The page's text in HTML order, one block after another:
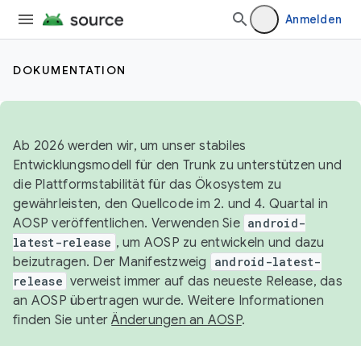
Anmelden
DOKUMENTATION
Ab 2026 werden wir, um unser stabiles
Entwicklungsmodell für den Trunk zu unterstützen und
die Plattformstabilität für das Ökosystem zu
gewährleisten, den Quellcode im 2. und 4. Quartal in
AOSP veröffentlichen. Verwenden Sie android-
latest-release , um AOSP zu entwickeln und dazu
beizutragen. Der Manifestzweig
android-latest-
release verweist immer auf das neueste Release, das
an AOSP übertragen wurde. Weitere Informationen
finden Sie unterÄnderungen an AOSP.